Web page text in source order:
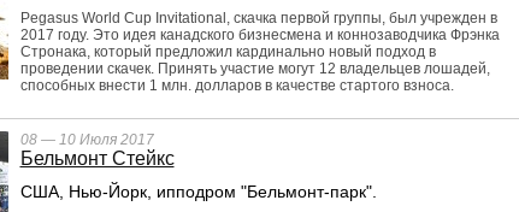
Pegasus World Cup Invitational, скачка первой группы, был учрежден в
2017 году. Это идея канадского бизнесмена и коннозаводчика Фрэнка
Стронака, который предложил кардинально новый подход в
проведении скачек. Принять участие могут 12 владельцев лошадей,
способных внести 1 млн. долларов в качестве стартого взноса.
08 — 10 Июля 2017
Бельмонт Стейкс
США, Нью-Йорк, ипподром "Бельмонт-парк".